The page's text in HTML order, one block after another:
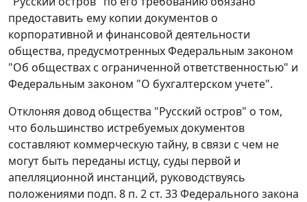
предоставить ему копии документов о
корпоративной и финансовой деятельности
общества, предусмотренных Федеральным законом
"Об обществах с ограниченной ответственностью" и
Федеральным законом "О бухгалтерском учете".
Отклоняя довод общества "Русский остров" о том,
что большинство истребуемых документов
составляют коммерческую тайну, в связи с чем не
могут быть переданы истцу, суды первой и
апелляционной инстанций, руководствуясь
положениями подп. 8 п. 2 ст. 33 Федерального закона